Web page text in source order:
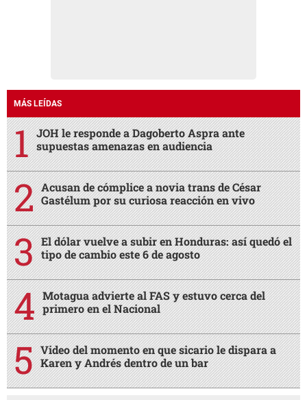
MÁS LEÍDAS
JOH le responde a Dagoberto Aspra ante
supuestas amenazas en audiencia
Acusan de cómplice a novia trans de César
Gastélum por su curiosa reacción en vivo
El dólar vuelve a subir en Honduras: así quedó el
tipo de cambio este 6 de agosto
Motagua advierte al FAS y estuvo cerca del
primero en el Nacional
Video del momento en que sicario le dispara a
Karen y Andrés dentro de un bar